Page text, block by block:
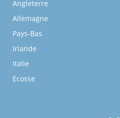
Angleterre
Allemagne
Pays-Bas
Irlande
Italie
Ecosse